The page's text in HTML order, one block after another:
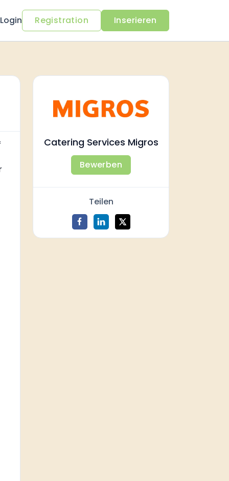
Login Registration Inserieren
Catering Services Migros
Bewerben
Teilen